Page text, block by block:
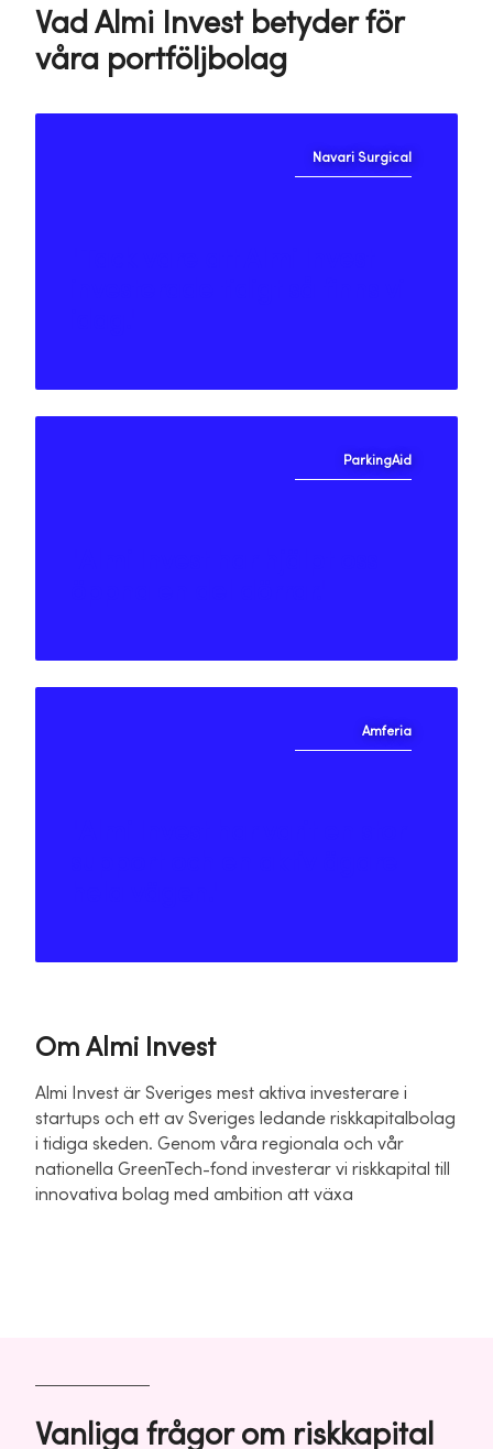
Vad Almi Invest betyder för
våra portföljbolag
Navari Surgical
ParkingAid
Amferia
Om Almi Invest
Almi Invest är Sveriges mest aktiva investerare i
startups och ett av Sveriges ledande riskkapitalbolag
i tidiga skeden. Genom våra regionala och vår
nationella GreenTech-fond investerar vi riskkapital till
innovativa bolag med ambition att växa
Vanliga frågor om riskkapital